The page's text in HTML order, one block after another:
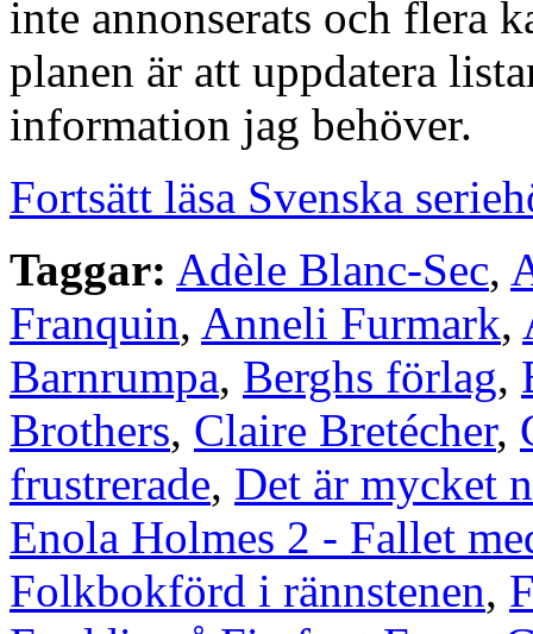
inte annonserats och flera
planen är att uppdatera
information jag behöver.
Fortsätt läsa Svenska
Taggar: Adèle Blanc-Sec,
Franquin, Anneli Furmark,
Barnrumpa, Berghs förlag,
Brothers, Claire Bretécher,
frustrerade, Det är mycket
Enola Holmes 2 - Fallet
Folkbokförd i rännstenen,